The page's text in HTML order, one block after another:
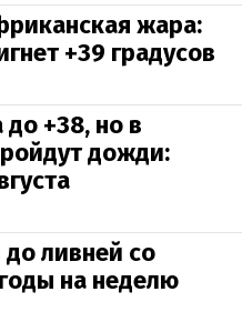
жара:
+39 градусов
+38, но в
дожди:
ливней со
на неделю